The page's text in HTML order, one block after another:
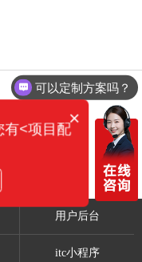
用户后台
itc小程序
可以定制方案吗？
×
有<项目配